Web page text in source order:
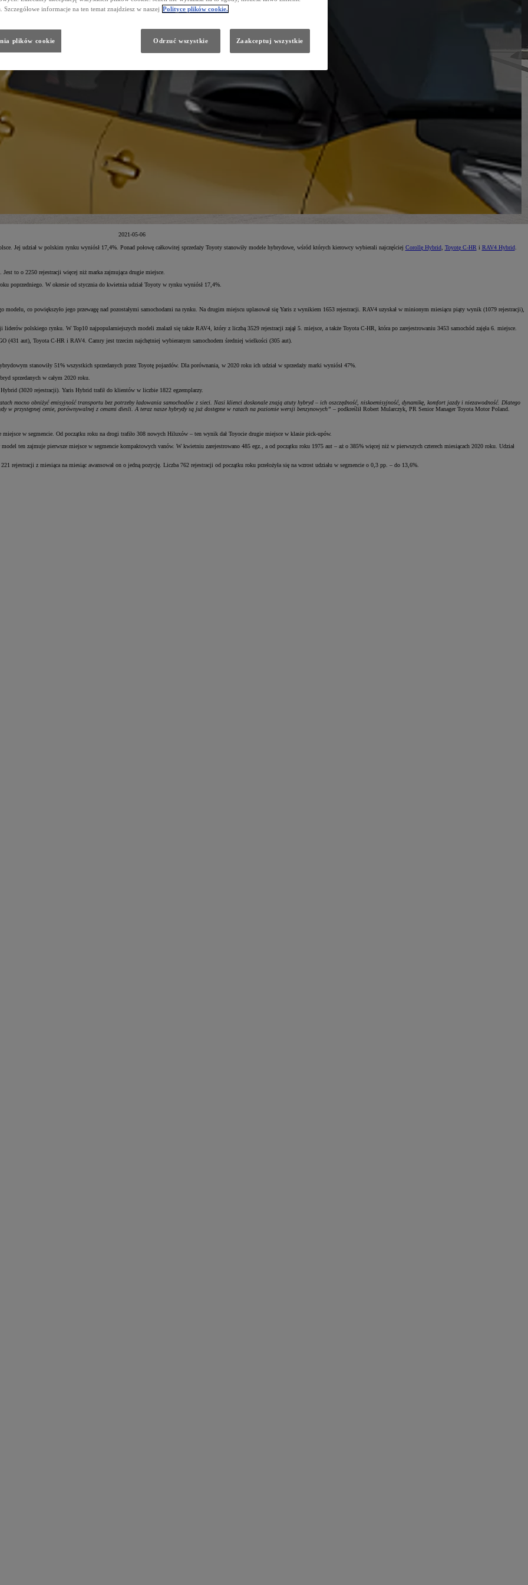
2021-05-06
Jej udział w polskim rynku wyniósł 17,4%. Ponad połowę całkowitej sprzedaży Toyoty stanowiły modele hybrydowe, wśród których kierowcy wybierali najczęściej Corollę Hybrid, Toyotę C-HR i RAV4 Hybrid.
to o 2250 rejestracji więcej niż marka zajmująca drugie miejsce.
poprzedniego. W okresie od stycznia do kwietnia udział Toyoty w rynku wyniósł 17,4%.
co powiększyło jego przewagę nad pozostałymi samochodami na rynku. Na drugim miejscu uplasował się Yaris z wynikiem 1653 rejestracji. RAV4 uzyskał w minionym miesiącu piąty wynik (1079 rejestracji),
polskiego rynku. W Top10 najpopularniejszych modeli znalazł się także RAV4, który z liczbą 3529 rejestracji zajął 5. miejsce, a także Toyota C-HR, która po zarejestrowaniu 3453 samochód zajęła 6. miejsce.
aut), Toyota C-HR i RAV4. Camry jest trzecim najchętniej wybieranym samochodem średniej wielkości (305 aut).
stanowiły 51% wszystkich sprzedanych przez Toyotę pojazdów. Dla porównania, w 2020 roku ich udział w sprzedaży marki wyniósł 47%.
sprzedanych w całym 2020 roku.
(3020 rejestracji). Yaris Hybrid trafił do klientów w liczbie 1822 egzemplarzy.
mocno obniżyć emisyjność transportu bez potrzeby ładowania samochodów z sieci. Nasi klienci doskonale znają atuty hybryd – ich oszczędność, niskoemisyjność, dynamikę, komfort jazdy i niezawodność. Dlatego
w przystępnej cenie, porównywalnej z cenami diesli. A teraz nasze hybrydy są już dostępne w ratach na poziomie wersji benzynowych” – podkreślił Robert Mularczyk, PR Senior Manager Toyota Motor Poland.
w segmencie. Od początku roku na drogi trafiło 308 nowych Hiluxów – ten wynik dał Toyocie drugie miejsce w klasie pick-upów.
ten zajmuje pierwsze miejsce w segmencie kompaktowych vanów. W kwietniu zarejestrowano 485 egz., a od początku roku 1975 aut – aż o 385% więcej niż w pierwszych czterech miesiącach 2020 roku. Udział
z miesiąca na miesiąc awansował on o jedną pozycję. Liczba 762 rejestracji od początku roku przełożyła się na wzrost udziału w segmencie o 0,3 pp. – do 13,6%.
Szczegółowe informacje na ten temat znajdziesz w naszej Polityce plików cookie.
plików cookie Odrzuć wszystkie Zaakceptuj wszystkie